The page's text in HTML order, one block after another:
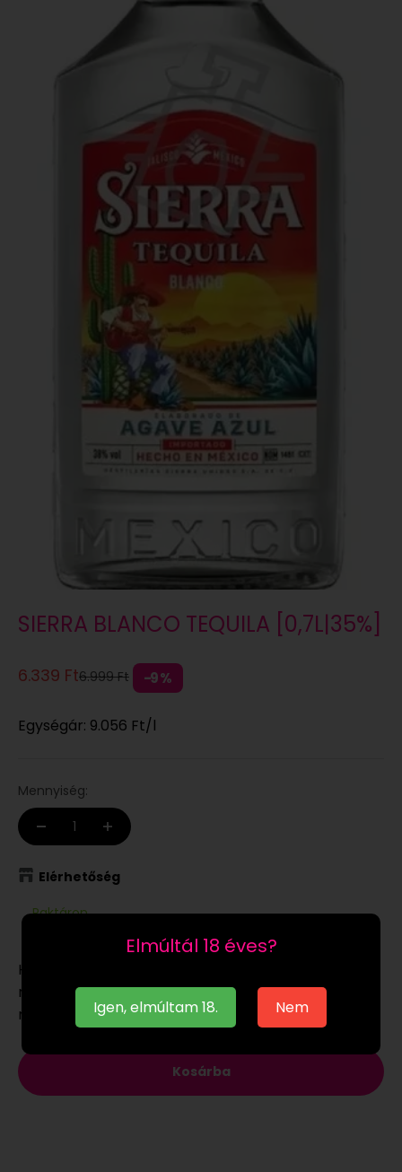
Elmúltál 18 éves?
Igen, elmúltam 18. Nem
SIERRA BLANCO TEQUILA [0,7L|35%]
Eladási ár
6.339 FtNormál áron
6.999 Ft 9%
Egységár: 9.056 Ft/l
Mennyiség:
Elérhetőség
Raktáron
Ha a
megrendeled, akár már a következő munkanapon
megkaphatod.
Kosárba